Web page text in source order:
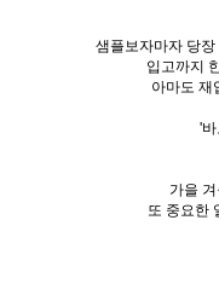
샘플보자마자 당장
입고까지
아마도 재
'
가을
또 중요한